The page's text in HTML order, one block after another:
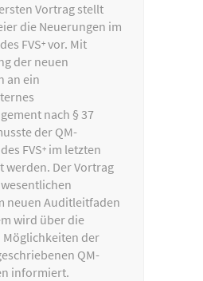
Vortrag stellt
die Neuerungen im
FVS+ vor. Mit
der neuen
an ein
nach § 37
der QM-
FVS+ im letzten
werden. Der Vortrag
neuen Auditleitfaden
wird über die
der
QM-
informiert.